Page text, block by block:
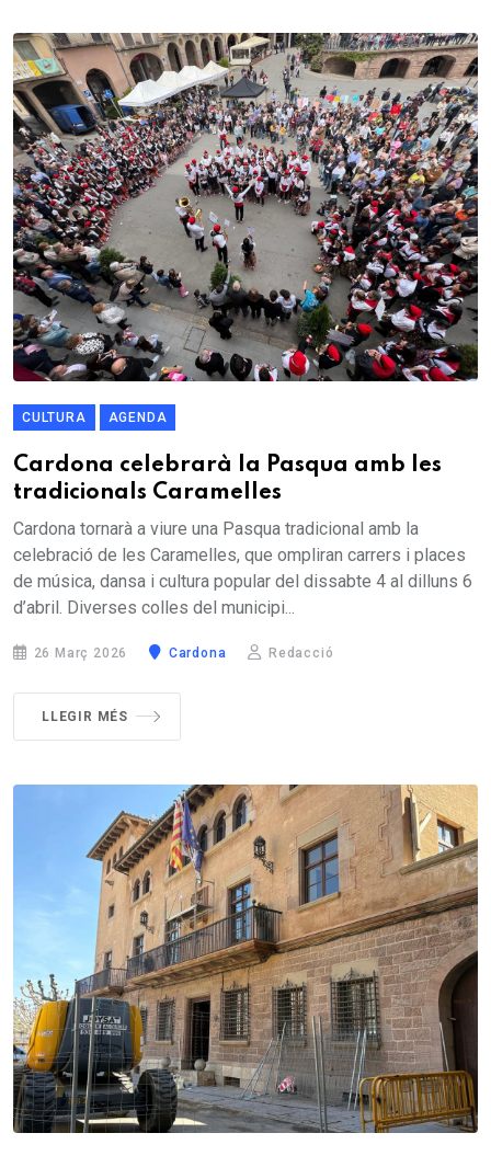
CULTURA AGENDA
Cardona celebrarà la Pasqua amb les
tradicionals Caramelles
Cardona tornarà a viure una Pasqua tradicional amb la
celebració de les Caramelles, que ompliran carrers i places
de música, dansa i cultura popular del dissabte 4 al dilluns 6
d’abril. Diverses colles del municipi...
26 Març 2026 Cardona Redacció
LLEGIR MÉS